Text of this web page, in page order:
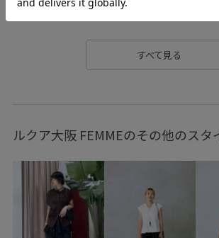
すべて見る
ルクア大阪 FEMMEのその他のスタ